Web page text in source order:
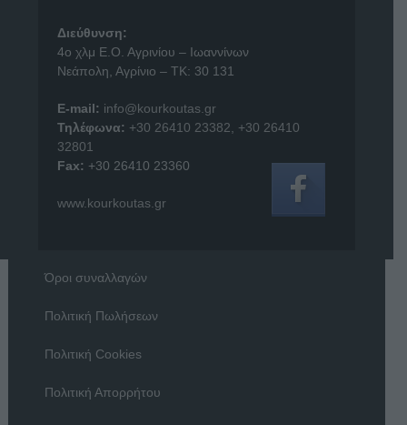
Διεύθυνση:
4o χλμ Ε.Ο. Αγρινίου – Ιωαννίνων
Νεάπολη, Αγρίνιο – ΤΚ: 30 131
E-mail: info@kourkoutas.gr
Τηλέφωνα: +30 26410 23382
+30 26410
32801
Fax: +30 26410 23360
www.kourkoutas.gr
Όροι συναλλαγών
Πολιτική Πωλήσεων
Πολιτική Cookies
Πολιτική Απορρήτου